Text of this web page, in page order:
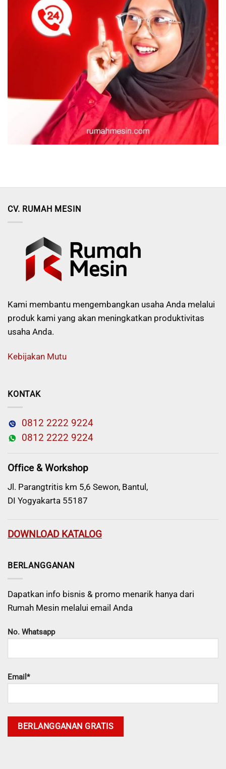
CV. RUMAH MESIN
Kami membantu mengembangkan usaha Anda melalui
produk kami yang akan meningkatkan produktivitas
usaha Anda.
Kebijakan Mutu
KONTAK
0812 2222 9224
0812 2222 9224
Office & Workshop
Jl. Parangtritis km 5,6 Sewon, Bantul,
DI Yogyakarta 55187
DOWNLOAD KATALOG
BERLANGGANAN
Dapatkan info bisnis & promo menarik hanya dari
Rumah Mesin melalui email Anda
No. Whatsapp
Email*